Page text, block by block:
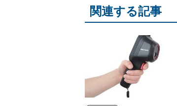
関連する記事